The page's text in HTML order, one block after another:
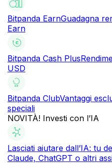
Bitpanda EarnGuadagna
Earn
Bitpanda Cash Plus
USD
Bitpanda ClubVantaggi
speciali
NOVITÀ! Investi con l’IA
Lasciati aiutare dall’IA: tu
Claude, ChatGPT o altri